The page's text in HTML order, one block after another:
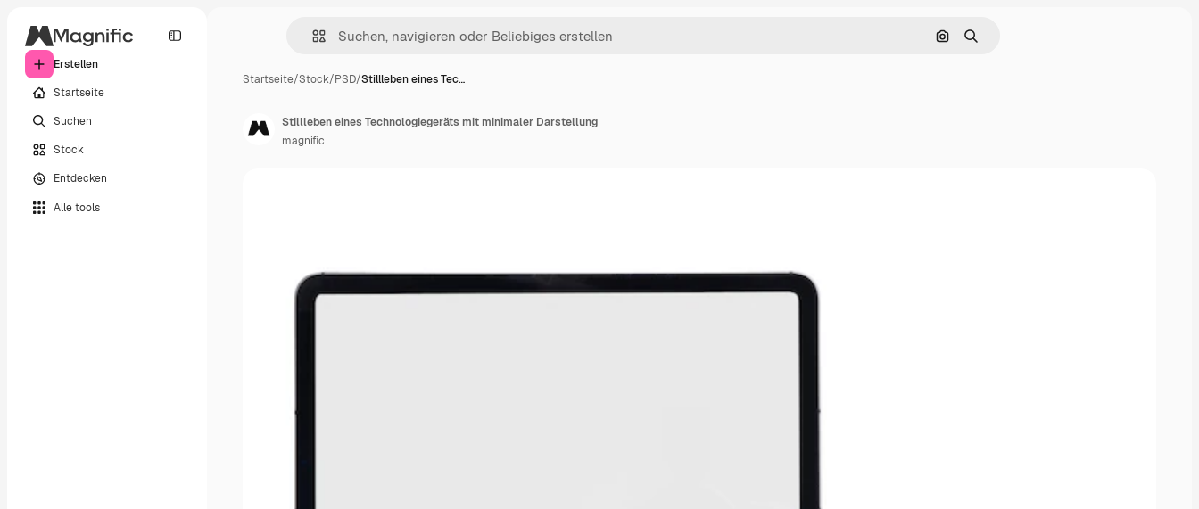
Erstellen
Startseite
Suchen
Stock
Entdecken
Alle tools
Nach Bild suchen
Suchen
Startseite/Stock/PSD/Stillleben eines Tec…
Stillleben eines Technologiegeräts mit minimaler Darstellung
magnific